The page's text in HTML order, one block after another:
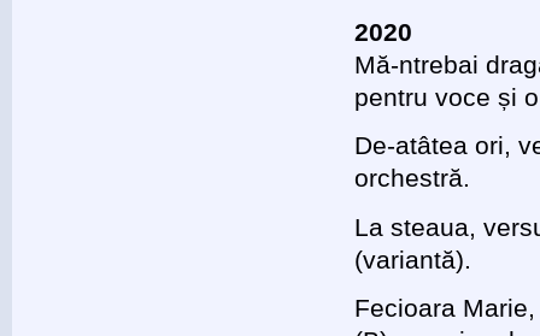
2020
Mă-ntrebai
pentru voce și
De-atâtea ori,
orchestră.
La steaua,
(variantă).
Fecioara